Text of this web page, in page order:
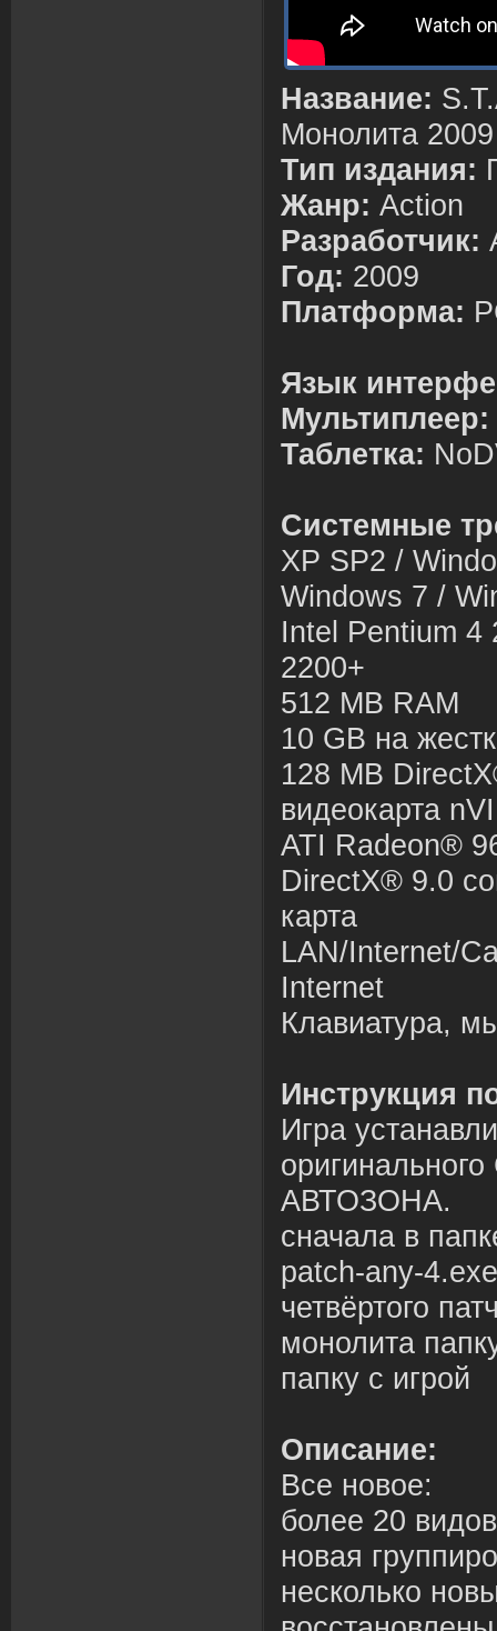
Название:
Монолита
Тип издания:
Жанр: Action
Разработчик:
Год: 2009
Платформа:
Язык
Мультиплеер:
Таблетка:
Системные
XP SP2 /
Windows 7 /
Intel Pentium 4
2200+
512 MB RAM
10 GB на
128 MB
видеокарта
ATI Radeon®
DirectX® 9.0
карта
LAN/Internet/
Internet
Клавиатура,
Инструкция
Игра
АВТОЗОНА.
сначала в
patch-any-
четвёртого
монолита
папку с игрой
Описание:
Все новое:
более 20
новая
несколько